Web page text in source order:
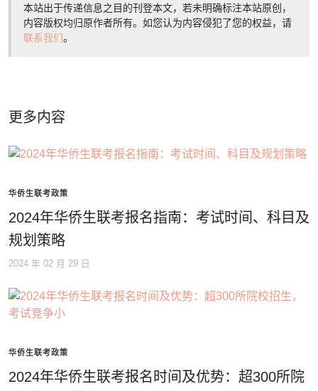
本站出于传递信息之目的刊登本文，若未明确标注本站原创，
内容版权均归原作者所有。如您认为内容侵犯了您的权益，请
联系我们。
更多内容
华侨生联考政策
2024年华侨生联考报名指南：考试时间、科目及
规划策略
2024 年 02 月 29 日
华侨生联考政策
2024年华侨生联考报名时间及优势：超300所院